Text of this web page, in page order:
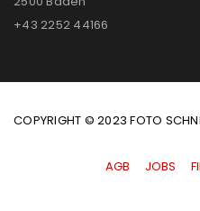
+43 2252 44166
COPYRIGHT © 2023 FOTO
AGB JOBS